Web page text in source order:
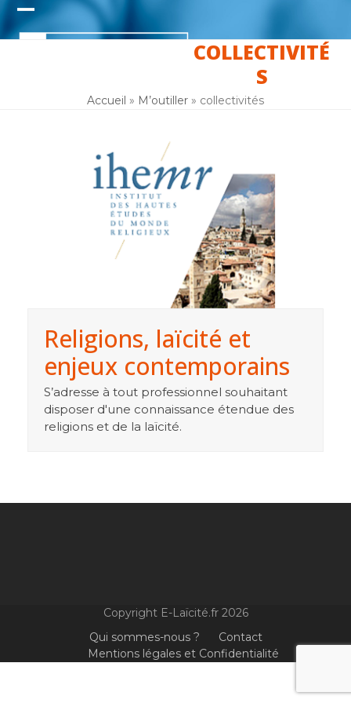
Skip
content
Open
Close
COLLECTIVITÉ
S
Accueil » M’outiller » collectivités
Religions, laïcité et
enjeux contemporains
S’adresse à tout professionnel souhaitant
disposer d'une connaissance étendue des
religions et de la laïcité.
Copyright E-Laïcité.fr 2026
Qui sommes-nous ?
Contact
Mentions légales et Confidentialité